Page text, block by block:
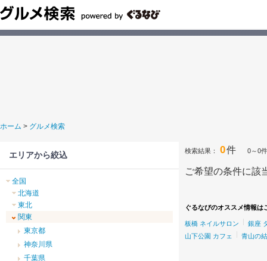
ホーム > グルメ検索
検索結果： 0件 0～0件
ご希望の条件に該
ぐるなびのオススメ情報は
板橋 ネイルサロン
銀座
山下公園 カフェ
青山の
エリアから絞込
全国
北海道
東北
関東
東京都
神奈川県
千葉県